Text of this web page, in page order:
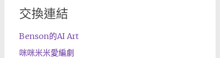
交換連結
Benson的AI Art
咪咪米米愛編劇